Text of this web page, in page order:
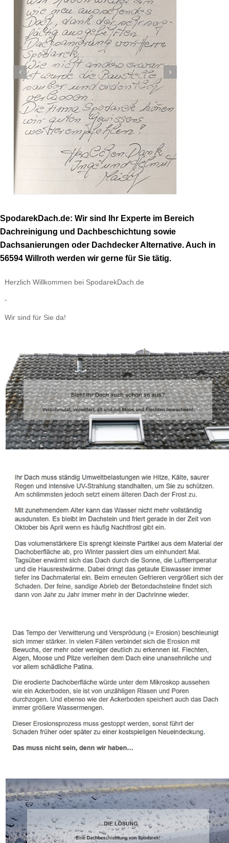
SpodarekDach.de: Wir sind Ihr Experte im Bereich
Dachreinigung und Dachbeschichtung sowie
Dachsanierungen oder Dachdecker Alternative. Auch in
56594 Willroth werden wir gerne für Sie tätig.
Herzlich Willkommen bei SpodarekDach.de
-
Wir sind für Sie da!